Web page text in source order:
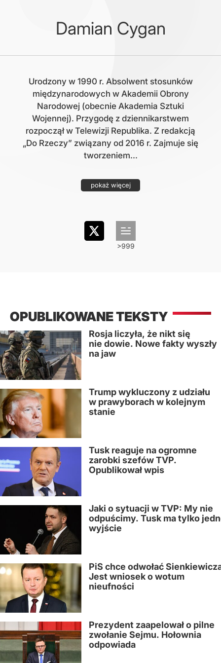
Damian Cygan
Urodzony w 1990 r. Absolwent stosunków
międzynarodowych w Akademii Obrony
Narodowej (obecnie Akademia Sztuki
Wojennej). Przygodę z dziennikarstwem
rozpoczął w Telewizji Republika. Z redakcją
„Do Rzeczy” związany od 2016 r. Zajmuje się
tworzeniem...
pokaż więcej
OPUBLIKOWANE TEKSTY
Rosja liczyła, że nikt się
nie dowie. Nowe fakty wyszły
na jaw
Trump wykluczony z udziału
w prawyborach w kolejnym
stanie
Tusk reaguje na ogromne
zarobki szefów TVP.
Opublikował wpis
Jaki o sytuacji w TVP: My nie
odpuścimy. Tusk ma tylko
wyjście
PiS chce odwołać
Jest wniosek o wotum
nieufności
Prezydent zaapelował o pilne
zwołanie Sejmu. Hołownia
odpowiada